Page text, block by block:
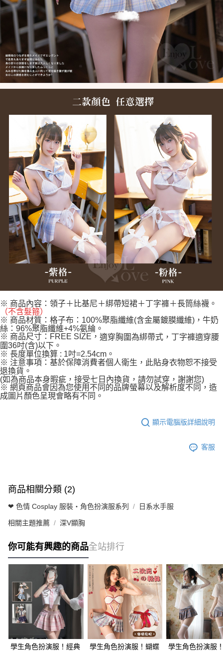
※ 商品內容：領子＋比基尼＋綁帶短裙＋丁字褲＋長筒絲襪 。
（不含髮箍）
※ 商品材質：格子布：100%聚脂纖維(含金屬鍍膜纖維)，牛奶
絲：96%聚脂纖維+4%氨綸。
※ 商品尺寸：FREE SIZE， 適穿胸圍為綁帶式，丁字褲適穿腰
圍36吋(含)以下。
※ 長度單位換算 : 1吋=2.54cm。
※ 注意事項：基於保障消費者個人衛生，此貼身衣物恕不接受
退換貨。
(如為商品本身暇疵，接受七日內換貨，請勿試穿，謝謝您)
※ 網頁商品會因為您使用不同的品牌螢幕以及解析度不同，造
成圖片顏色呈現會略有不同。
顯示電腦版詳細說明
客服
商品相關分類 (2)
❤ 色情 Cosplay 服裝・角色扮演服系列 日系水手服
相關主題推薦 深V顯胸
你可能有興趣的商品全站排行
學生角色扮演服！經典 學生角色扮演服！蝴蝶 學生角色扮演服